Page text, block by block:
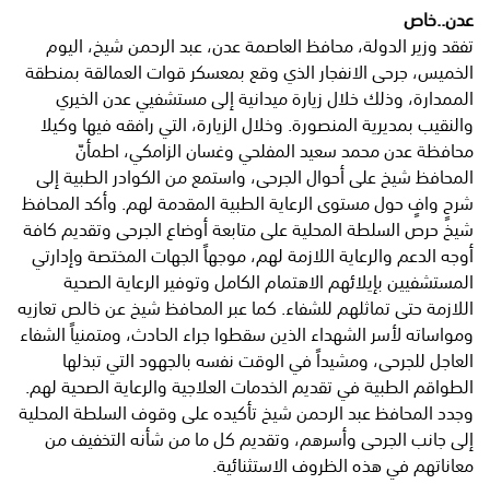
عدن..خاص
تفقد وزير الدولة، محافظ العاصمة عدن، عبد الرحمن شيخ، اليوم
الخميس، جرحى الانفجار الذي وقع بمعسكر قوات العمالقة بمنطقة
الممدارة، وذلك خلال زيارة ميدانية إلى مستشفيي عدن الخيري
والنقيب بمديرية المنصورة. وخلال الزيارة، التي رافقه فيها وكيلا
محافظة عدن محمد سعيد المفلحي وغسان الزامكي، اطمأنّ
المحافظ شيخ على أحوال الجرحى، واستمع من الكوادر الطبية إلى
شرحٍ وافٍ حول مستوى الرعاية الطبية المقدمة لهم. وأكد المحافظ
شيخ حرص السلطة المحلية على متابعة أوضاع الجرحى وتقديم كافة
أوجه الدعم والرعاية اللازمة لهم، موجهاً الجهات المختصة وإدارتي
المستشفيين بإيلائهم الاهتمام الكامل وتوفير الرعاية الصحية
اللازمة حتى تماثلهم للشفاء. كما عبر المحافظ شيخ عن خالص تعازيه
ومواساته لأسر الشهداء الذين سقطوا جراء الحادث، ومتمنياً الشفاء
العاجل للجرحى، ومشيداً في الوقت نفسه بالجهود التي تبذلها
الطواقم الطبية في تقديم الخدمات العلاجية والرعاية الصحية لهم.
وجدد المحافظ عبد الرحمن شيخ تأكيده على وقوف السلطة المحلية
إلى جانب الجرحى وأسرهم، وتقديم كل ما من شأنه التخفيف من
معاناتهم في هذه الظروف الاستثنائية.